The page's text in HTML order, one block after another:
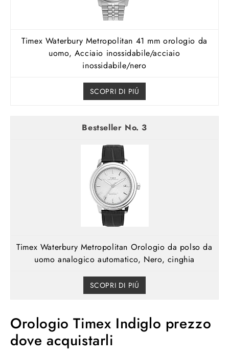
Timex Waterbury Metropolitan 41 mm orologio da
uomo, Acciaio inossidabile/acciaio
inossidabile/nero
SCOPRI DI PIÚ
3
Timex Waterbury Metropolitan Orologio da polso da
uomo analogico automatico, Nero, cinghia
SCOPRI DI PIÚ
Orologio Timex Indiglo prezzo
dove acquistarli